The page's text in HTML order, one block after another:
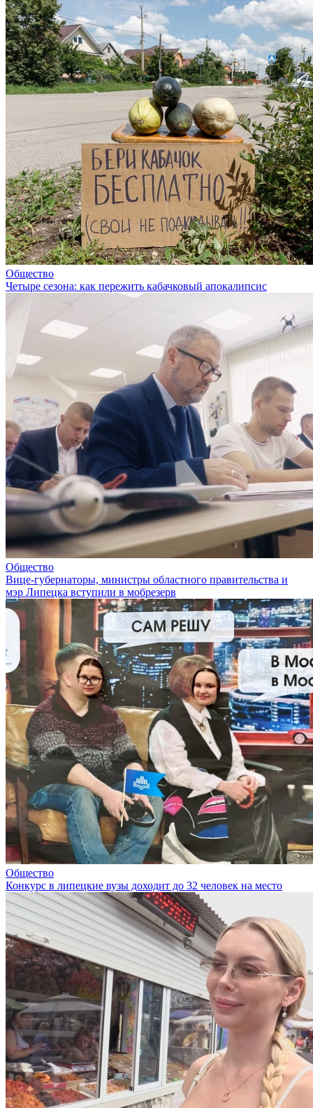
Общество
Четыре сезона: как пережить кабачковый апокалипсис
Общество
Вице-губернаторы, министры областного правительства и
мэр Липецка вступили в мобрезерв
Общество
Конкурс в липецкие вузы доходит до 32 человек на место